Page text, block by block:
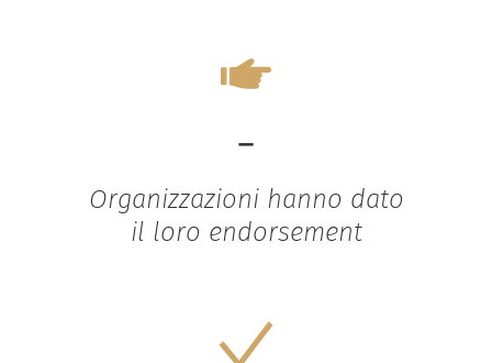
-
Organizzazioni hanno dato
il loro endorsement